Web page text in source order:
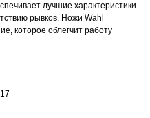
лучшие характеристики
рывков. Ножи Wahl
которое облегчит работу